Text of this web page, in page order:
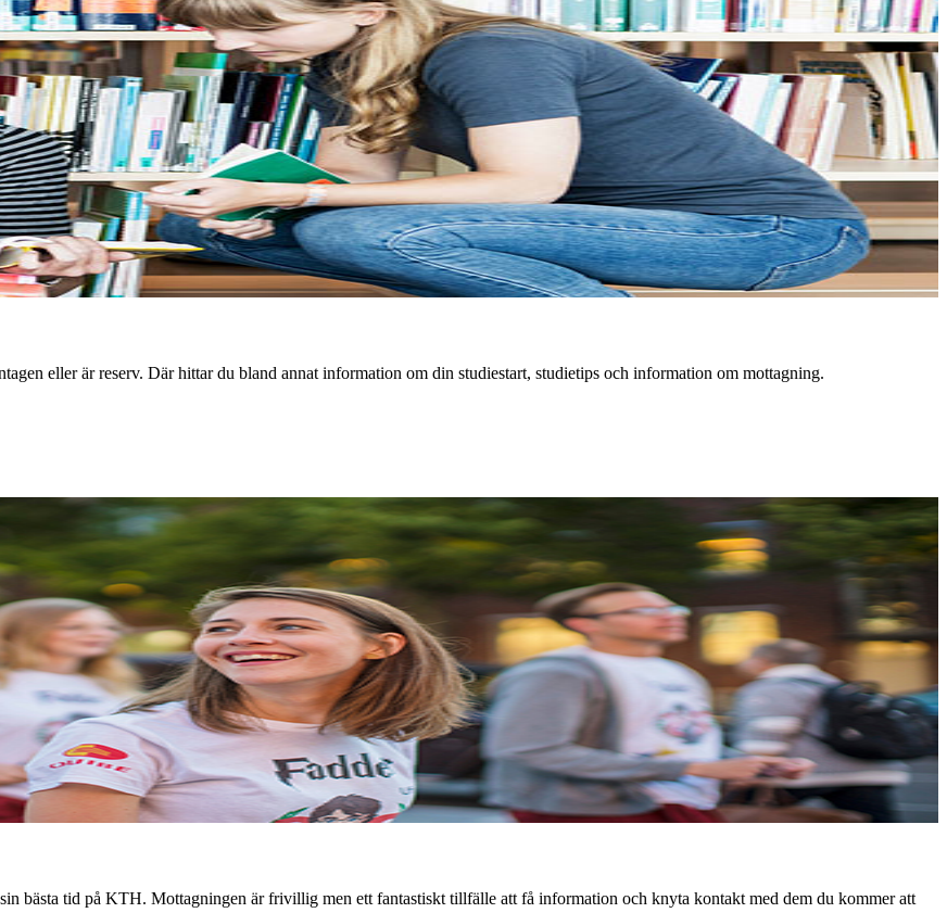
eller är reserv. Där hittar du bland annat information om din studiestart, studietips och information om mottagning.
bästa tid på KTH. Mottagningen är frivillig men ett fantastiskt tillfälle att få information och knyta kontakt med dem du kommer att